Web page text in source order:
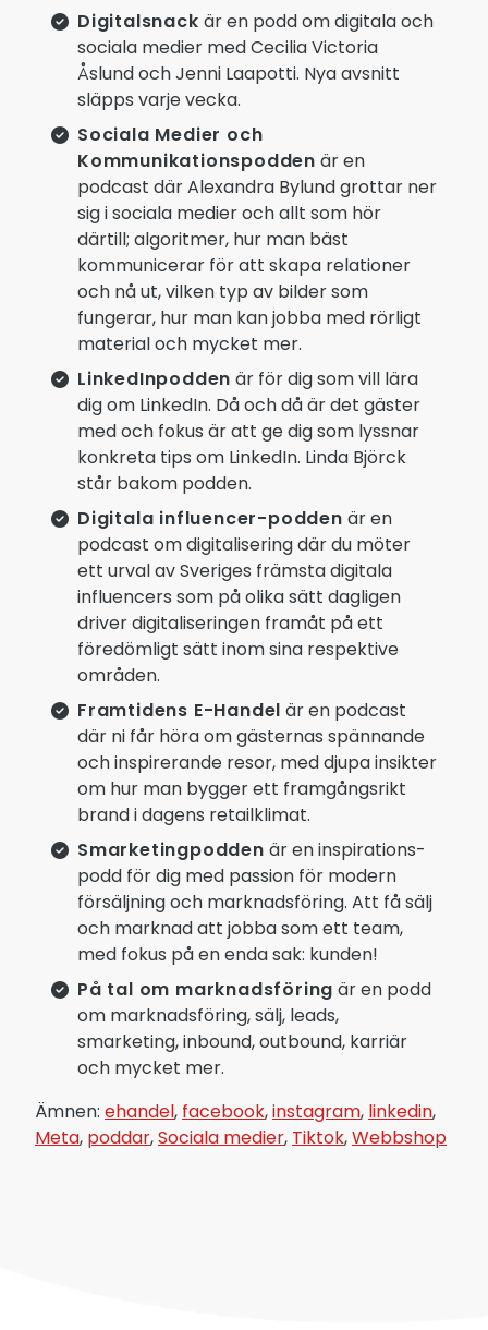
Digitalsnack är en podd om digitala och
sociala medier med Cecilia Victoria
Åslund och Jenni Laapotti. Nya avsnitt
släpps varje vecka.
Sociala Medier och
Kommunikationspodden är en
podcast där Alexandra Bylund grottar ner
sig i sociala medier och allt som hör
därtill; algoritmer, hur man bäst
kommunicerar för att skapa relationer
och nå ut, vilken typ av bilder som
fungerar, hur man kan jobba med rörligt
material och mycket mer.
LinkedInpodden är för dig som vill lära
dig om LinkedIn. Då och då är det gäster
med och fokus är att ge dig som lyssnar
konkreta tips om LinkedIn. Linda Björck
står bakom podden.
Digitala influencer-podden är en
podcast om digitalisering där du möter
ett urval av Sveriges främsta digitala
influencers som på olika sätt dagligen
driver digitaliseringen framåt på ett
föredömligt sätt inom sina respektive
områden.
Framtidens E-Handel är en podcast
där ni får höra om gästernas spännande
och inspirerande resor, med djupa insikter
om hur man bygger ett framgångsrikt
brand i dagens retailklimat.
Smarketingpodden är en inspirations-
podd för dig med passion för modern
försäljning och marknadsföring. Att få sälj
och marknad att jobba som ett team,
med fokus på en enda sak: kunden!
På tal om marknadsföring är en podd
om marknadsföring, sälj, leads,
smarketing, inbound, outbound, karriär
och mycket mer.
Ämnen: ehandel, facebook,instagram, linkedin,
Meta, poddar,Sociala medier, Tiktok,Webbshop